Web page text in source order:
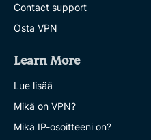
Contact support
Osta VPN
Learn More
Lue lisää
Mikä on VPN?
Mikä IP-osoitteeni on?